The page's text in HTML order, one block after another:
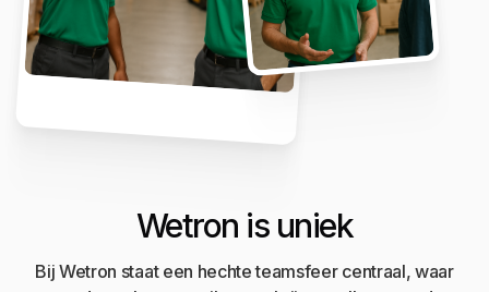
Wetron is uniek
Bij Wetron staat een hechte teamsfeer centraal, waar